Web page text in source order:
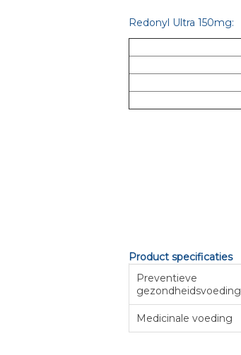
Redonyl Ultra 150mg:
Product specificaties
Preventieve
gezondheidsvoeding
Medicinale voeding